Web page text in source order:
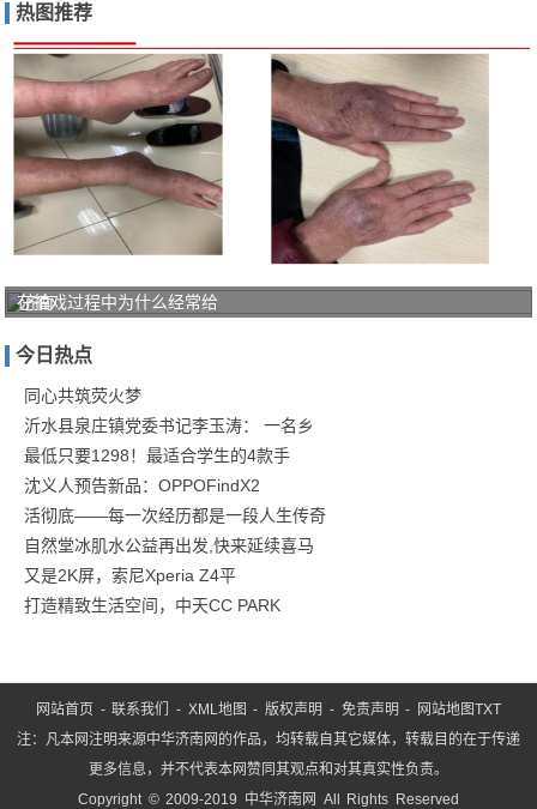
热图推荐
济南
风湿
病医
院"三
阶
在拍戏过程中为什么经常给
今日热点
同心共筑荧火梦
沂水县泉庄镇党委书记李玉涛： 一名乡
最低只要1298！最适合学生的4款手
沈义人预告新品：OPPOFindX2
活彻底——每一次经历都是一段人生传奇
自然堂冰肌水公益再出发,快来延续喜马
又是2K屏，索尼Xperia Z4平
打造精致生活空间，中天CC PARK
网站首页 -联系我们 - XML地图 -版权声明 - 免责声明 - 网站地图TXT
注：凡本网注明来源中华济南网的作品，均转载自其它媒体，转载目的在于传递
更多信息，并不代表本网赞同其观点和对其真实性负责。
Copyright © 2009-2019 中华济南网 All Rights Reserved